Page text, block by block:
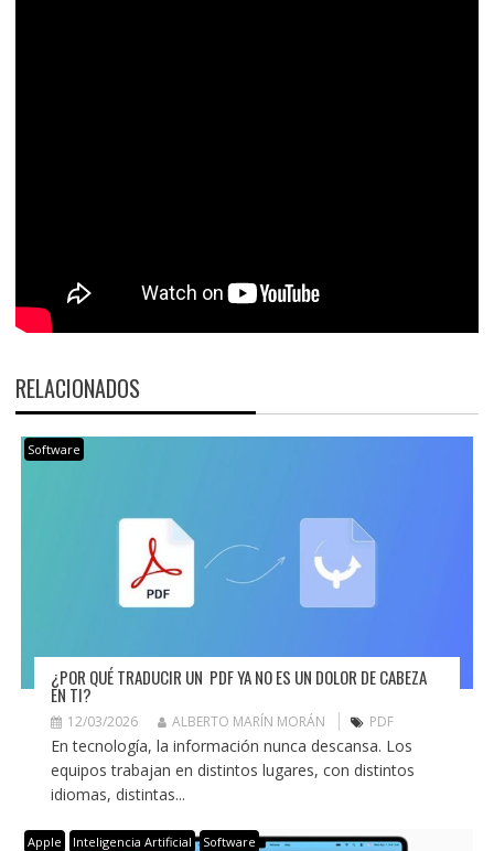
RELACIONADOS
Software
¿POR QUÉ TRADUCIR UN PDF YA NO ES UN DOLOR DE CABEZA
EN TI?
12/03/2026 ALBERTO MARÍN MORÁN PDF
En tecnología, la información nunca descansa. Los
equipos trabajan en distintos lugares, con distintos
idiomas, distintas...
Apple Inteligencia Artificial Software